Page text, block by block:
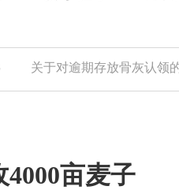
于对逾期存放骨灰认领的公告
亩麦子